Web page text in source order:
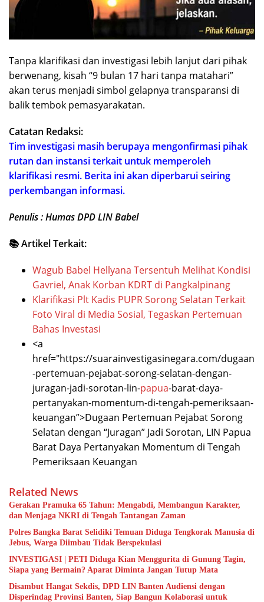
Tanpa klarifikasi dan investigasi lebih lanjut dari pihak
berwenang, kisah “9 bulan 17 hari tanpa matahari”
akan terus menjadi simbol gelapnya transparansi di
balik tembok pemasyarakatan.
Catatan Redaksi:
Tim investigasi masih berupaya mengonfirmasi pihak
rutan dan instansi terkait untuk memperoleh
klarifikasi resmi. Berita ini akan diperbarui seiring
perkembangan informasi.
Penulis : Humas DPD LIN Babel
📚 Artikel Terkait:
Wagub Babel Hellyana Tersentuh Melihat Kondisi
Gavriel, Anak Korban KDRT di Pangkalpinang
Klarifikasi Plt Kadis PUPR Sorong Selatan Terkait
Foto Viral di Media Sosial, Tegaskan Pertemuan
Bahas Investasi
<a
href="https://suarainvestigasinegara.com/dugaan
-pertemuan-pejabat-sorong-selatan-dengan-
juragan-jadi-sorotan-lin-papua-barat-daya-
pertanyakan-momentum-di-tengah-pemeriksaan-
keuangan”>Dugaan Pertemuan Pejabat Sorong
Selatan dengan “Juragan” Jadi Sorotan, LIN Papua
Barat Daya Pertanyakan Momentum di Tengah
Pemeriksaan Keuangan
Related News
Gerakan Pramuka 65 Tahun: Mengabdi, Membangun Karakter,
dan Menjaga NKRI di Tengah Tantangan Zaman
Polres Bangka Barat Selidiki Temuan Diduga Tengkorak Manusia di
Jebus, Warga Diimbau Tidak Berspekulasi
INVESTIGASI | PETI Diduga Kian Menggurita di Gunung Tagin,
Siapa yang Bermain? Aparat Diminta Jangan Tutup Mata
Disambut Hangat Sekdis, DPD LIN Banten Audiensi dengan
Disperindag Provinsi Banten, Siap Bangun Kolaborasi untuk